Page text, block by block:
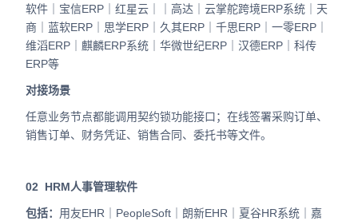
软件｜宝信ERP｜红星云｜｜高达｜云掌舵跨境ERP系统｜天
商｜蓝软ERP｜思学ERP｜久其ERP｜千思ERP｜一零ERP｜
维滔ERP｜麒麟ERP系统｜华微世纪ERP｜汉德ERP｜科传
ERP等
对接场景
任意业务节点都能调用契约锁功能接口；在线签署采购订单、
销售订单、财务凭证、销售合同、委托书等文件。
02 HRM人事管理软件
包括： 用友EHR｜PeopleSoft｜朗新EHR｜夏谷HR系统｜嘉